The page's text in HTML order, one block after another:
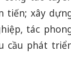
tiến; xây
tác
cầu phát
bảo vệ
kinh
Công
tìm bị